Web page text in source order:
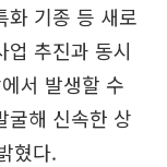
화 기종 등 새로
추진과 동시
서 발생할 수
굴해 신속한 상
혔다.